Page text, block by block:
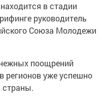
в стадии
руководитель
Союза Молодежи
поощрений
регионов уже успешно
страны.